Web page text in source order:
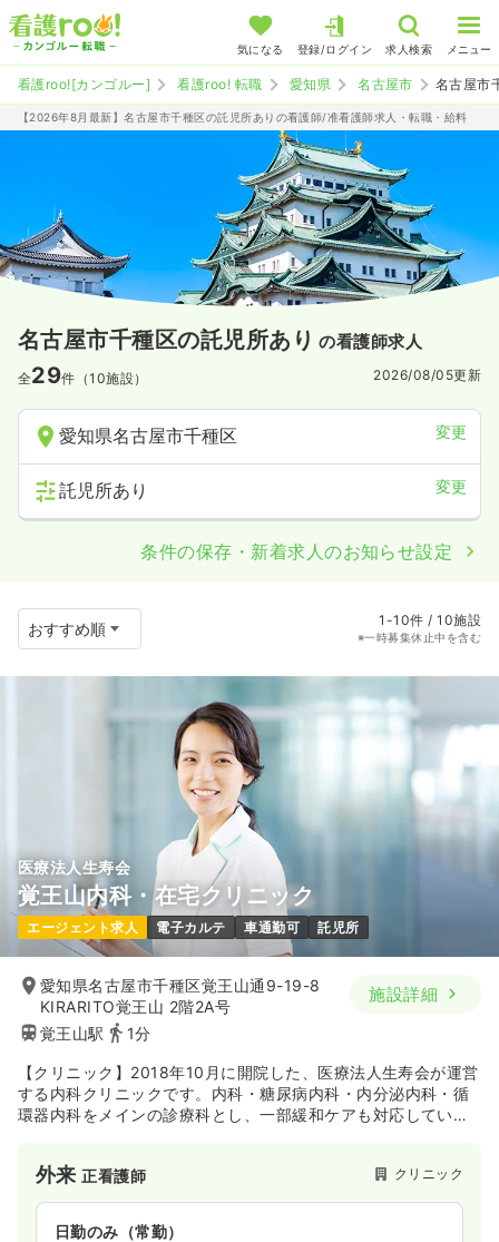
気になる 登録/ログイン 求人検索 メニュー
看護roo![カンゴルー] 看護roo! 転職 愛知県 名古屋市 名古屋市
【2026年8月最新】名古屋市千種区の託児所ありの看護師/准看護師求人・転職・給料
名古屋市千種区の託児所あり の看護師求人
全29件（10施設） 2026/08/05更新
愛知県名古屋市千種区 変更
託児所あり 変更
条件の保存・新着求人のお知らせ設定
1-10件 / 10施設
※一時募集休止中を含む
医療法人生寿会
覚王山内科・在宅クリニック
エージェント求人 電子カルテ 車通勤可 託児所
愛知県名古屋市千種区覚王山通9-19-8
KIRARITO覚王山 2階2A号
覚王山駅
1分
施設詳細
【クリニック】2018年10月に開院した、医療法人生寿会が運営
する内科クリニックです。内科・糖尿病内科・内分泌内科・循
環器内科をメインの診療科とし、一部緩和ケアも対応していま
外来正看護師 クリニック
日勤のみ（常勤）